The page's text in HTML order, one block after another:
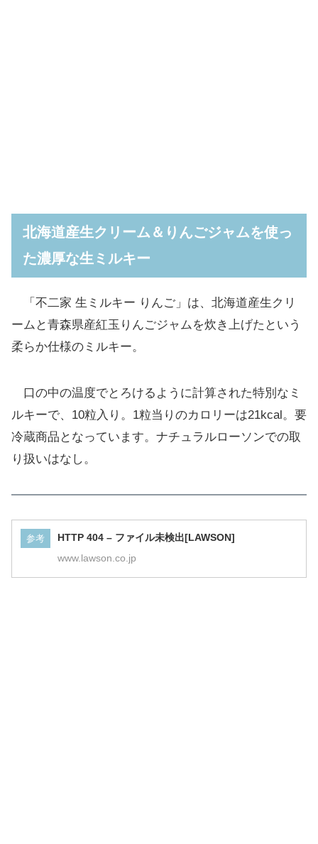
北海道産生クリーム＆りんごジャムを使っ
た濃厚な生ミルキー
「不二家 生ミルキー りんご」は、北海道産生クリ
ームと青森県産紅玉りんごジャムを炊き上げたという
柔らか仕様のミルキー。
口の中の温度でとろけるように計算された特別なミ
ルキーで、10粒入り。1粒当りのカロリーは21kcal。要
冷蔵商品となっています。ナチュラルローソンでの取
り扱いはなし。
参考 HTTP 404 – ファイル未検出[LAWSON]
www.lawson.co.jp